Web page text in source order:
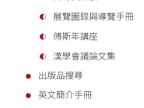
展覽圖錄與導覽手冊
傅斯年講座
漢學會議論文集
出版品搜尋
英文簡介手冊